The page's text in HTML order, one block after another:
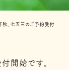
秋、七五三のご予約受付
開始です。